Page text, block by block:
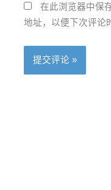
在此浏览器中保
地址，以便下次评论